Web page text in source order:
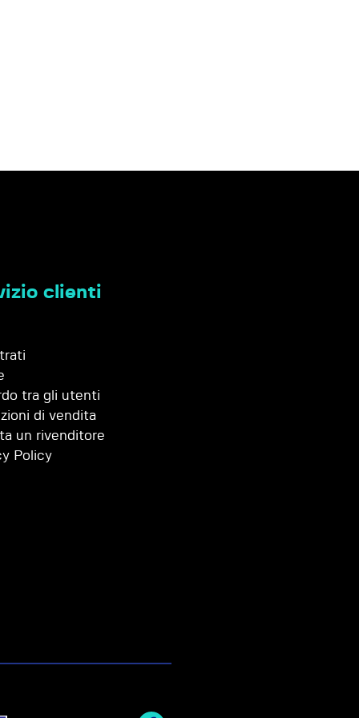
clienti
tra gli utenti
di vendita
un rivenditore
Policy